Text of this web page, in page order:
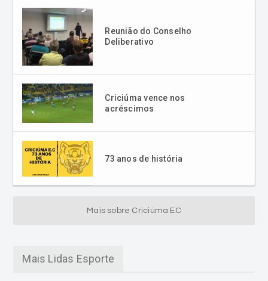
Reunião do Conselho
Deliberativo
Criciúma vence nos
acréscimos
73 anos de história
Mais sobre Criciúma EC
Mais Lidas Esporte